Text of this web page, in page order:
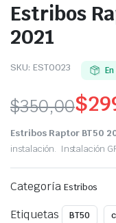
Estribos
2021
SKU: EST0023
$350,00
Original
price
was:
$350,00.
$
Current
price
is:
$299,00.
Estribos Raptor BT50
instalación. Instalación
Categoría Estribos
Etiquetas BT50